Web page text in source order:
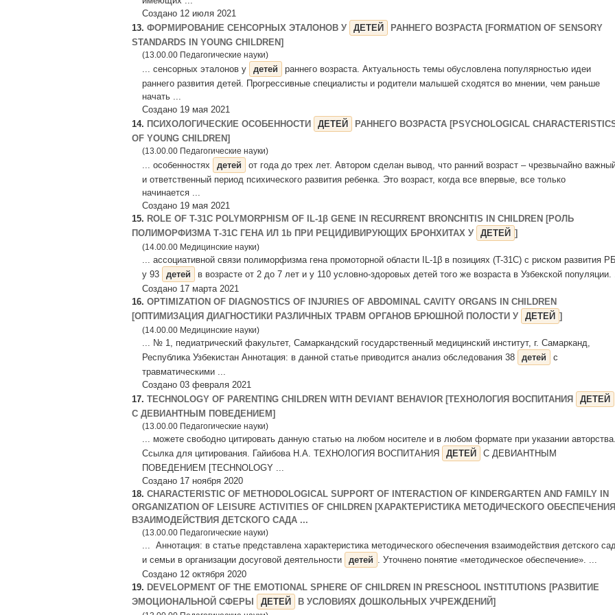
Создано 12 июля 2021
13. ФОРМИРОВАНИЕ СЕНСОРНЫХ ЭТАЛОНОВ У ДЕТЕЙ
РАННЕГО ВОЗРАСТА [FORMATION OF SENSORY
STANDARDS IN YOUNG CHILDREN]
(13.00.00 Педагогические науки)
... сенсорных эталонов у детей
раннего возраста. Актуальность темы обусловлена популярностью идеи
раннего развития детей. Прогрессивные специалисты и родители малышей сходятся во мнении, чем раньше
начать ...
Создано 19 мая 2021
14. ПСИХОЛОГИЧЕСКИЕ ОСОБЕННОСТИ ДЕТЕЙ
РАННЕГО ВОЗРАСТА [PSYCHOLOGICAL
OF YOUNG CHILDREN]
(13.00.00 Педагогические науки)
... особенностях детей
от года до трех лет. Автором сделан вывод, что ранний возраст – чрезвычайно
и ответственный период психического развития ребенка. Это возраст, когда все впервые, все только
начинается ...
Создано 19 мая 2021
15. ROLE OF T-31C POLYMORPHISM OF IL-1β GENE IN RECURRENT BRONCHITIS IN CHILDREN [РОЛЬ
ПОЛИМОРФИЗМА Т-31С ГЕНА ИЛ 1b ПРИ РЕЦИДИВИРУЮЩИХ БРОНХИТАХ У
ДЕТЕЙ ]
(14.00.00 Медицинские науки)
... ассоциативной связи полиморфизма гена промоторной области IL-1β в позициях (T-31C) с риском развития РБ
у 93
детей
в возрасте от 2 до 7 лет и у 110 условно-здоровых детей того же возраста в Узбекской популяции.
Создано 17 марта 2021
16. OPTIMIZATION OF DIAGNOSTICS OF INJURIES OF ABDOMINAL CAVITY ORGANS IN CHILDREN
[ОПТИМИЗАЦИЯ ДИАГНОСТИКИ РАЗЛИЧНЫХ ТРАВМ ОРГАНОВ БРЮШНОЙ ПОЛОСТИ У
ДЕТЕЙ ]
(14.00.00 Медицинские науки)
... № 1, педиатрический факультет, Самаркандский государственный медицинский институт, г. Самарканд,
Республика Узбекистан Аннотация: в данной статье приводится анализ обследования 38
детей
с
травматическими ...
Создано 03 февраля 2021
17. TECHNOLOGY OF PARENTING CHILDREN WITH DEVIANT BEHAVIOR [ТЕХНОЛОГИЯ ВОСПИТАНИЯ
ДЕТЕЙ
С ДЕВИАНТНЫМ ПОВЕДЕНИЕМ]
(13.00.00 Педагогические науки)
... можете свободно цитировать данную статью на любом носителе и в любом формате при указании авторства.
Ссылка для цитирования. Гайибова Н.А. ТЕХНОЛОГИЯ ВОСПИТАНИЯ
ДЕТЕЙ
С ДЕВИАНТНЫМ
ПОВЕДЕНИЕМ [TECHNOLOGY ...
Создано 17 ноября 2020
18. CHARACTERISTIC OF METHODOLOGICAL SUPPORT OF INTERACTION OF KINDERGARTEN AND FAMILY IN
ORGANIZATION OF LEISURE ACTIVITIES OF CHILDREN [ХАРАКТЕРИСТИКА МЕТОДИЧЕСКОГО ОБЕСПЕЧЕНИЯ
ВЗАИМОДЕЙСТВИЯ ДЕТСКОГО САДА ...
(13.00.00 Педагогические науки)
... Аннотация: в статье представлена характеристика методического обеспечения взаимодействия детского
и семьи в организации досуговой деятельности
детей . Уточнено понятие «методическое обеспечение». ...
Создано 12 октября 2020
19. DEVELOPMENT OF THE EMOTIONAL SPHERE OF CHILDREN IN PRESCHOOL INSTITUTIONS [РАЗВИТИЕ
ЭМОЦИОНАЛЬНОЙ СФЕРЫ
ДЕТЕЙ В УСЛОВИЯХ ДОШКОЛЬНЫХ УЧРЕЖДЕНИЙ]